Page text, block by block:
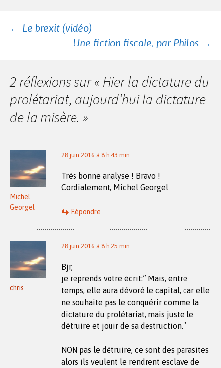
Navigation
articles
← Le brexit (vidéo)
Une fiction fiscale, par Philos →
2 réflexions sur « Hier la dictature du
prolétariat, aujourd’hui la dictature
de la misère. »
Michel
Georgel
28 juin 2016 à 8 h 43 min
Très bonne analyse ! Bravo !
Cordialement, Michel Georgel
Répondre
chris
28 juin 2016 à 8 h 25 min
Bjr,
je reprends votre écrit:” Mais, entre
temps, elle aura dévoré le capital, car elle
ne souhaite pas le conquérir comme la
dictature du prolétariat, mais juste le
détruire et jouir de sa destruction.”
NON pas le détruire, ce sont des parasites
alors ils veulent le rendrent esclave de